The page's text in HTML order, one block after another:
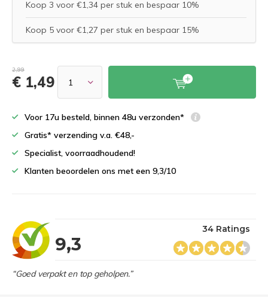
Koop 3 voor €1,34 per stuk en bespaar 10%
Koop 5 voor €1,27 per stuk en bespaar 15%
2,99
€ 1,49
Voor 17u besteld, binnen 48u verzonden*
Gratis* verzending v.a. €48,-
Specialist, voorraadhoudend!
Klanten beoordelen ons met een 9,3/10
9,3
34 Ratings
“Goed verpakt en top geholpen.”